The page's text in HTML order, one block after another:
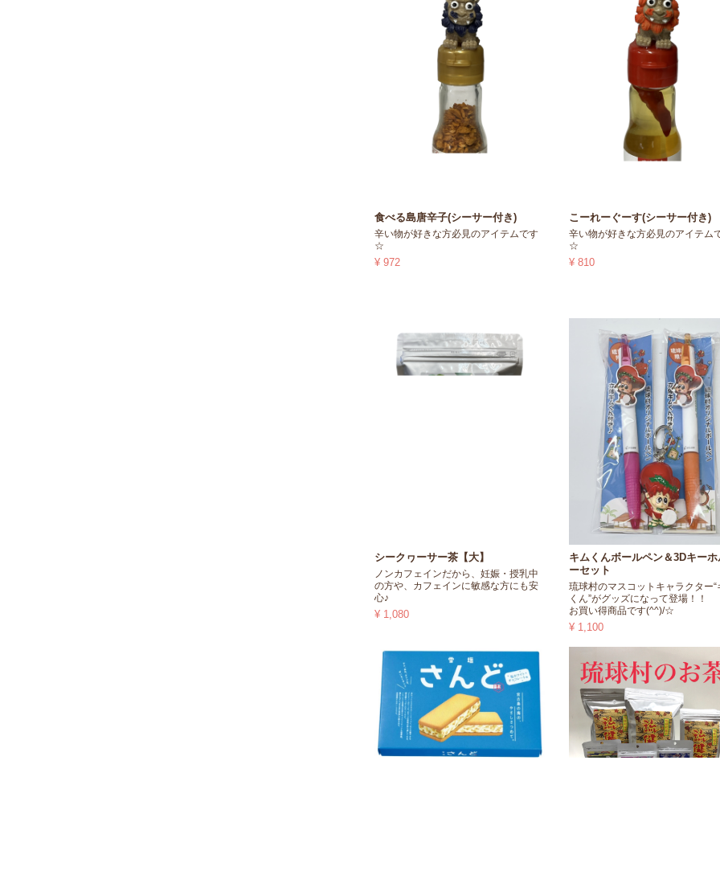
食べる島唐辛子(シーサー付き)
辛い物が好きな方必見のアイテムです
☆
¥ 972
こーれーぐーす(シーサー付き)
辛い物が好きな方必見のアイテム
☆
¥ 810
シークヮーサー茶【大】
ノンカフェインだから、妊娠・授乳中
の方や、カフェインに敏感な方にも安
心♪
¥ 1,080
キムくんボールペン＆3Dキーホ
ーセット
琉球村のマスコットキャラクター“
くん”がグッズになって登場！！
お買い得商品です(^^)/☆
¥ 1,100